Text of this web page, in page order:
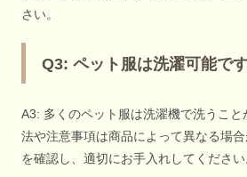
さい。
Q3: ペット服は洗濯可能で
A3: 多くのペット服は洗濯機で洗うこ
法や注意事項は商品によって異なる場
を確認し、適切にお手入れしてください